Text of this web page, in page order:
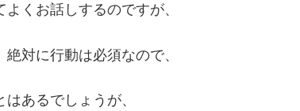
くお話しするのですが、
対に行動は必須なので、
あるでしょうが、